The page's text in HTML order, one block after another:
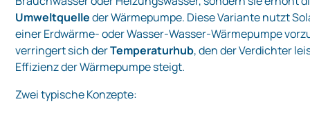
Umweltquelleder Wärmepumpe. Diese Variante nutzt
einer Erdwärme‑ oder Wasser‑Wasser‑Wärmepumpe
verringert sich derTemperaturhub, den der Verdichter
Effizienz der Wärmepumpe steigt.
Zwei typische Konzepte: